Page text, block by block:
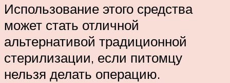
Использование этого средства
может стать отличной
альтернативой традиционной
стерилизации, если питомцу
нельзя делать операцию.